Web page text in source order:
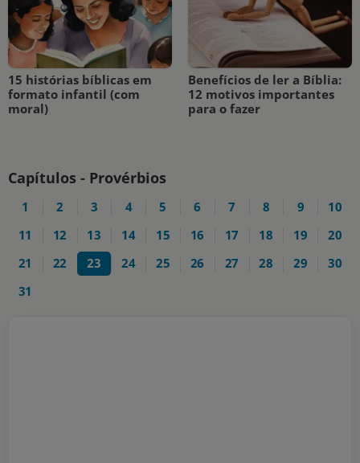
15 histórias bíblicas em
formato infantil (com
moral)
Benefícios de ler a Bíblia:
12 motivos importantes
para o fazer
Capítulos - Provérbios
1 2 3 4 5 6 7 8 9
10
11
12 13 14 15 16 17 18 19
20
21
22 23 24 25 26 27 28 29
30
31